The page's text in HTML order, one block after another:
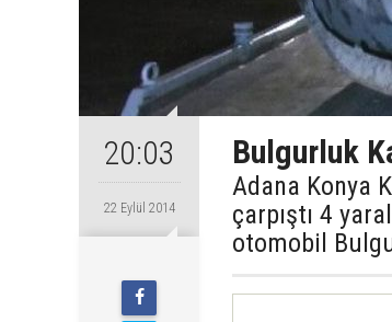
20:03
22 Eylül 2014
Bulgurluk
Adana Konya
çarpıştı 4
otomobil